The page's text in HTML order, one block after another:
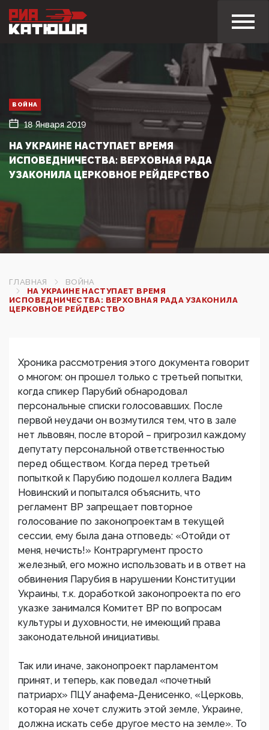
ВОЙНА
18 Января 2019
НА УКРАИНЕ НАСТУПАЕТ ВРЕМЯ
ИСПОВЕДНИЧЕСТВА: ВЕРХОВНАЯ РАДА
УЗАКОНИЛА ЦЕРКОВНОЕ РЕЙДЕРСТВО
ГЛАВНАЯ
ВОЙНА
НА УКРАИНЕ НАСТУПАЕТ ВРЕМЯ
ИСПОВЕДНИЧЕСТВА: ВЕРХОВНАЯ РАДА УЗАКОНИЛА
ЦЕРКОВНОЕ РЕЙДЕРСТВО
Хроника рассмотрения этого документа говорит
о многом: он прошел только с третьей попытки,
когда спикер Парубий обнародовал
персональные списки голосовавших. После
первой неудачи он возмутился тем, что в зале
нет львовян, после второй – пригрозил каждому
депутату персональной ответственностью
перед обществом. Когда перед третьей
попыткой к Парубию подошел коллега Вадим
Новинский и попытался объяснить, что
регламент ВР запрещает повторное
голосование по законопроектам в текущей
сессии, ему была дана отповедь: «Отойди от
меня, нечисть!» Контраргумент просто
железный, его можно использовать и в ответ на
обвинения Парубия в нарушении Конституции
Украины, т.к. доработкой законопроекта по его
указке занимался Комитет ВР по вопросам
культуры и духовности, не имеющий права
законодательной инициативы.
Так или иначе, законопроект парламентом
принят, и теперь, как поведал «почетный
патриарх» ПЦУ анафема-Денисенко, «Церковь,
которая не хочет служить этой земле, Украине,
должна искать себе другое место на земле». То